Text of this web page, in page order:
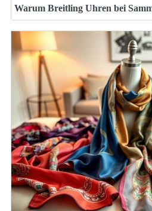
Warum Breitling Uhren bei